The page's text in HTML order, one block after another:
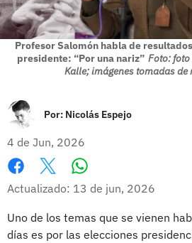
Profesor Salomón habla de
presidente: “Por una nariz” Foto:
Kalle; imágenes tomadas de
Por: Nicolás Espejo
4 de Jun, 2026
Facebook
X
Actualizado: 13 de jun, 2026
Uno de los temas que se vienen
días es por las elecciones